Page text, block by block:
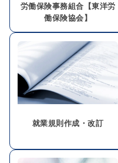
労働保険事務組合【東洋労
働保険協会】
就業規則作成・改訂